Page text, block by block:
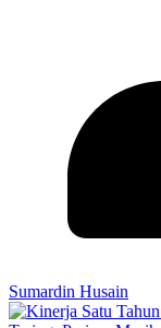
Sumardin Husain